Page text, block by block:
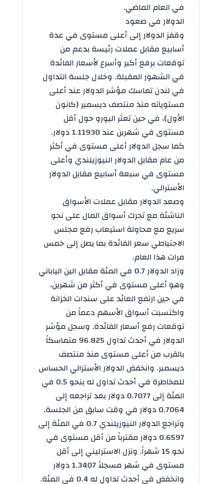
في العام الماضي.
الدولار في صعود
وقفز الدولار إلى أعلى مستوى في عدة
أسابيع مقابل عملات رئيسة بدعم من
توقعات برفع أكبر وأسرع لأسعار الفائدة
في الشهور المقبلة. وخلال جلسة التداول
في لندن تماسك مؤشر الدولار عند أعلى
مستوياته منذ منتصف ديسمبر (كانون
الأول)، في حين تعثر اليورو حول أقل
مستوى في شهرين عند 1.11930 دولار.
كما سجل الدولار أعلى مستوى في أكثر
من عام مقابل الدولار النيوزيلندي وأعلى
مستوى في سبعة أسابيع مقابل الدولار
الأسترالي.
وصعد الدولار مقابل عملات الأسواق
الناشئة مع تحرك أسواق المال على نحو
سريع مع محاولة استيعاب رفع مجلس
الاحتياطي سعر الفائدة بما يصل إلى خمس
مرات هذا العام.
وزاد الدولار 0.7 في المئة مقابل الين الياباني
وهو أعلى مستوى في أكثر من شهرين،
في حين ارتفع العائد على سندات الخزانة
واكتسبت أسواق الأسهم دعماً من
توقعات رفع أسعار الفائدة. وسجل مؤشر
الدولار في أحدث تداول 96.825 متماسكاً
بالقرب من أعلى مستوى منذ منتصف
ديسمبر. وانخفض الدولار الأسترالي الحساس
للمخاطرة في أحدث تداول له بنحو 0.5 في
المئة إلى 0.7077 دولار بعد تراجعه إلى
0.7064 دولار في وقت سابق من الجلسة.
وتراجع الدولار النيوزيلندي 0.7 في المئة إلى
0.6597 دولار مقترباً من أقل مستوى في
نحو 15 شهراً. ونزل الاسترليني إلى أقل
مستوى في شهر مسجلاً 1.3407 دولار
وانخفض في أحدث تداول له 0.4 في المئة.